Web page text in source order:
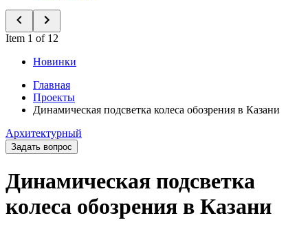
Item 1 of 12
Новинки
Главная
Проекты
Динамическая подсветка колеса обозрения в Казани
Архитектурный
Задать вопрос
Динамическая подсветка
колеса обозрения в Казани